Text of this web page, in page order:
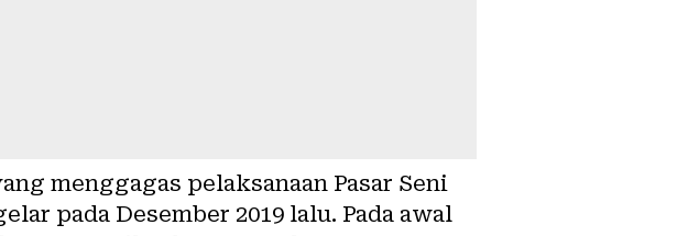
menggagas pelaksanaan Pasar Seni
pada Desember 2019 lalu. Pada awal